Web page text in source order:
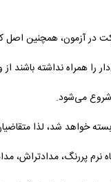
همراه نداشته باشند